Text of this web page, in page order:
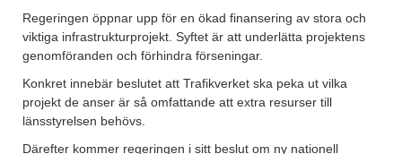
Regeringen öppnar upp för en ökad finansering av stora och
viktiga infrastrukturprojekt. Syftet är att underlätta projektens
genomföranden och förhindra förseningar.
Konkret innebär beslutet att Trafikverket ska peka ut vilka
projekt de anser är så omfattande att extra resurser till
länsstyrelsen behövs.
Därefter kommer regeringen i sitt beslut om ny nationell